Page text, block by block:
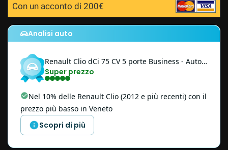
Con un acconto di 200€
Analisi auto
Renault Clio dCi 75 CV 5 porte Business - Autocarro N1 4 POSTI
Super prezzo
Nel 10% delle Renault Clio (2012 e più recenti) con il
prezzo più basso in Veneto
Scopri di più
questi
strumenti
tracciamento
rimanda
alla
cookie
policy.
Puoi
rivedere
modificare